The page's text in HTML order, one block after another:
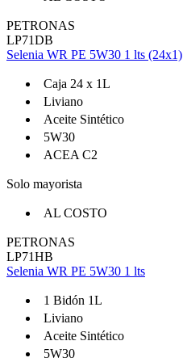
PETRONAS
LP71DB
Selenia WR PE 5W30 1 lts (24x1)
Caja 24 x 1L
Liviano
Aceite Sintético
5W30
ACEA C2
Solo mayorista
AL COSTO
PETRONAS
LP71HB
Selenia WR PE 5W30 1 lts
1 Bidón 1L
Liviano
Aceite Sintético
5W30